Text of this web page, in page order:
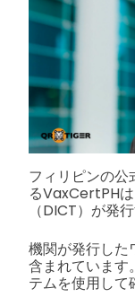
フィリピンの
るVaxCertPH
（DICT）が発
機関が発行した
含まれています
テムを使用して